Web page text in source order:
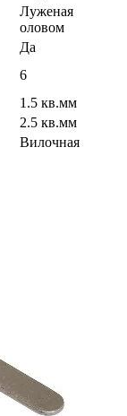
Луженая
оловом
Да
6
1.5 кв.мм
2.5 кв.мм
Вилочная